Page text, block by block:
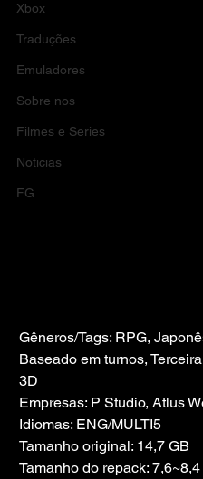
Xbox
Traduções
Emuladores
Sobre nos
Filmes e Series
Noticias
FG
Gêneros/Tags: RPG,
Baseado em turnos,
3D
Empresas: P Studio, Atlus
Idiomas: ENG/MULTI5
Tamanho original: 14,7 GB
Tamanho do repack: 7,6~8,4